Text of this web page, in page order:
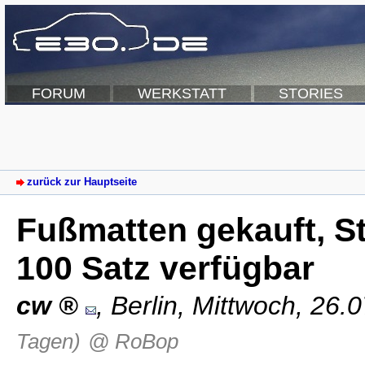
FORUM WERKSTATT STORIES
zurück zur Hauptseite
Fußmatten gekauft,
100 Satz verfügbar
cw , Berlin, Mittwoch,
Tagen) @ RoBop